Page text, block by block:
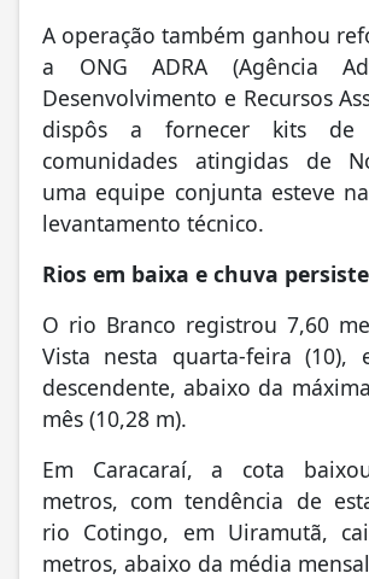
A operação também ganhou
a ONG ADRA (Agência
Desenvolvimento e Recursos
dispôs a fornecer kits de
comunidades atingidas de
uma equipe conjunta esteve
levantamento técnico.
Rios em baixa e chuva
O rio Branco registrou 7,60
Vista nesta quarta-feira (10),
descendente, abaixo da
mês (10,28 m).
Em Caracaraí, a cota
metros, com tendência de
rio Cotingo, em Uiramutã,
metros, abaixo da média